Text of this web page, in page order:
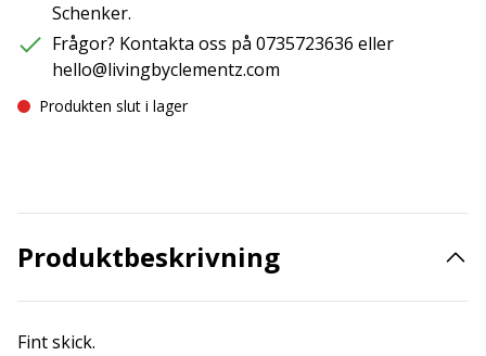
Schenker.
Frågor? Kontakta oss på 0735723636 eller
hello@livingbyclementz.com
Produkten slut i lager
Produktbeskrivning
Fint skick.